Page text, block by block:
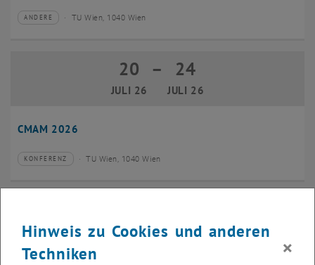
Veranstaltungstyp:
ANDERE
Veranstaltungsort:TU Wien, 1040 Wien
CMAM 2026
20
JULI 26
20 Juli 2026 bis 24 Juli 2026
– 24
JULI 26
Veranstaltungstyp:
KONFERENZ
Veranstaltungsort: TU Wien, 1040 Wien
JULI 26
Hinweis zu Cookies und anderen
Techniken
×